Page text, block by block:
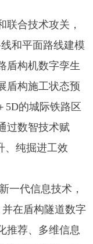
联合技术攻关，
和平面路线建模
盾构机数字孪生
盾构施工状态预
5D的城际铁路区
过数智技术赋
、纯掘进工效
一代信息技术，
在盾构隧道数字
推荐、多维信息